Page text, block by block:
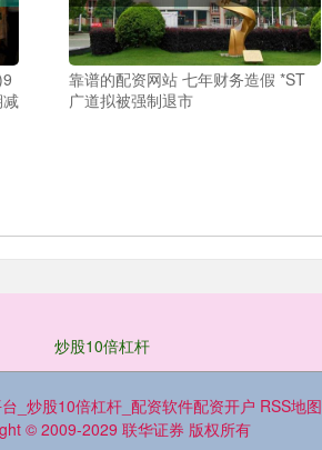
靠谱的配资网站 七年财务造假 *ST
广道拟被强制退市
炒股10倍杠杆
_炒股10倍杠杆_配资软件配资开户 RSS地图
© 2009-2029 联华证券 版权所有